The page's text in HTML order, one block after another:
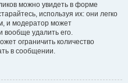
можно увидеть в форме
используя их: они легко
и модератор может
вообще удалить его.
ограничить количество
в сообщении.